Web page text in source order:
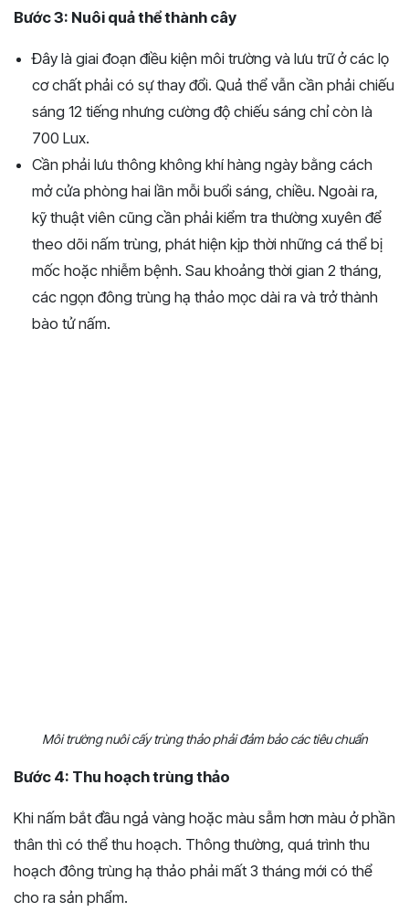
Bước 3: Nuôi quả thể thành cây
Đây là giai đoạn điều kiện môi trường và lưu trữ ở các lọ
cơ chất phải có sự thay đổi. Quả thể vẫn cần phải chiếu
sáng 12 tiếng nhưng cường độ chiếu sáng chỉ còn là
700 Lux.
Cần phải lưu thông không khí hàng ngày bằng cách
mở cửa phòng hai lần mỗi buổi sáng, chiều. Ngoài ra,
kỹ thuật viên cũng cần phải kiểm tra thường xuyên để
theo dõi nấm trùng, phát hiện kịp thời những cá thể bị
mốc hoặc nhiễm bệnh. Sau khoảng thời gian 2 tháng,
các ngọn đông trùng hạ thảo mọc dài ra và trở thành
bào tử nấm.
Môi trường nuôi cấy trùng thảo phải đảm bảo các tiêu chuẩn
Bước 4: Thu hoạch trùng thảo
Khi nấm bắt đầu ngả vàng hoặc màu sẫm hơn màu ở phần
thân thì có thể thu hoạch. Thông thường, quá trình thu
hoạch đông trùng hạ thảo phải mất 3 tháng mới có thể
cho ra sản phẩm.